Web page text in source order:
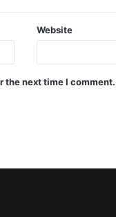
Website
the next time I comment.